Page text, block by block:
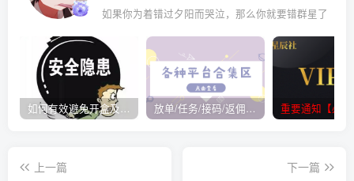
如果你为着错过夕阳而哭泣，那么你就要错群星了
如何有效避免开盒及开盒流程 放单/任务/接码/返佣/平台/合集 重要通知【必
上一篇
下一篇